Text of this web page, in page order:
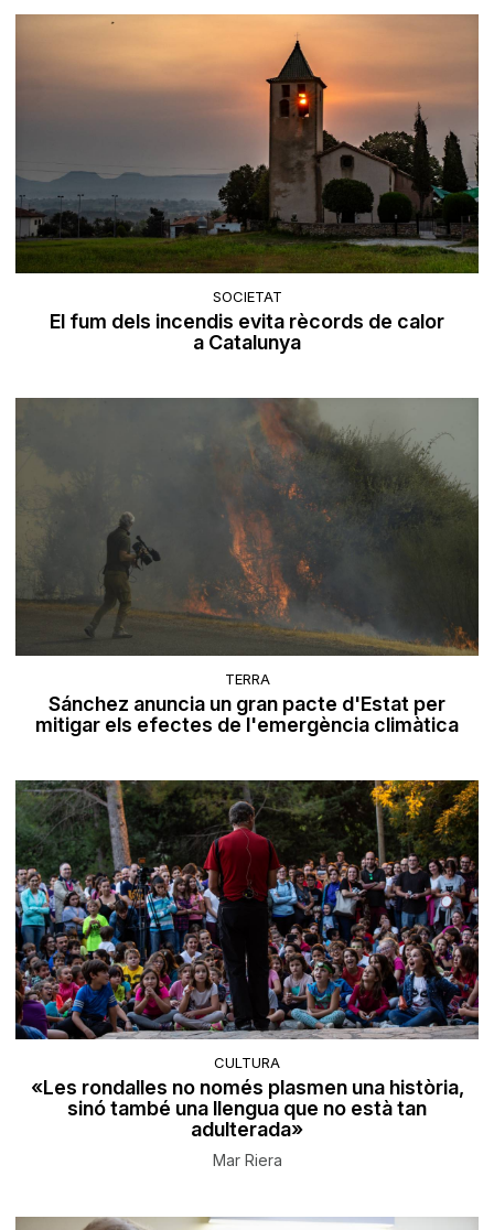
SOCIETAT
El fum dels incendis evita rècords de calor
a Catalunya
TERRA
Sánchez anuncia un gran pacte d'Estat per
mitigar els efectes de l'emergència climàtica
CULTURA
«Les rondalles no només plasmen una història,
sinó també una llengua que no està tan
adulterada»
Mar Riera